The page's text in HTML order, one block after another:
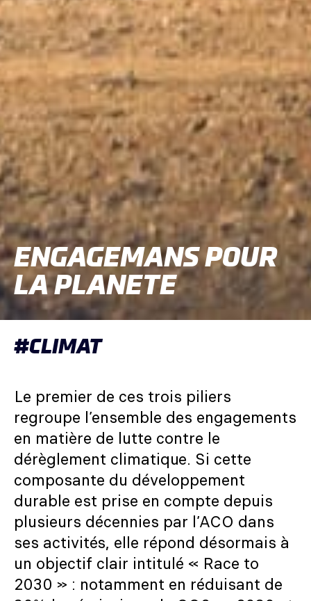
ENGAGEMANS POUR
LA PLANETE
#CLIMAT
Le premier de ces trois piliers
regroupe l’ensemble des engagements
en matière de lutte contre le
dérèglement climatique. Si cette
composante du développement
durable est prise en compte depuis
plusieurs décennies par l’ACO dans
ses activités, elle répond désormais à
un objectif clair intitulé « Race to
2030 » : notamment en réduisant de